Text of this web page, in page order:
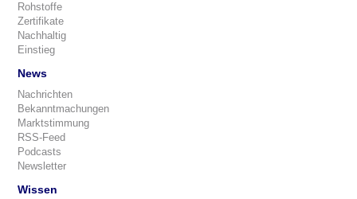
Rohstoffe
Zertifikate
Nachhaltig
Einstieg
News
Nachrichten
Bekanntmachungen
Marktstimmung
RSS-Feed
Podcasts
Newsletter
Wissen